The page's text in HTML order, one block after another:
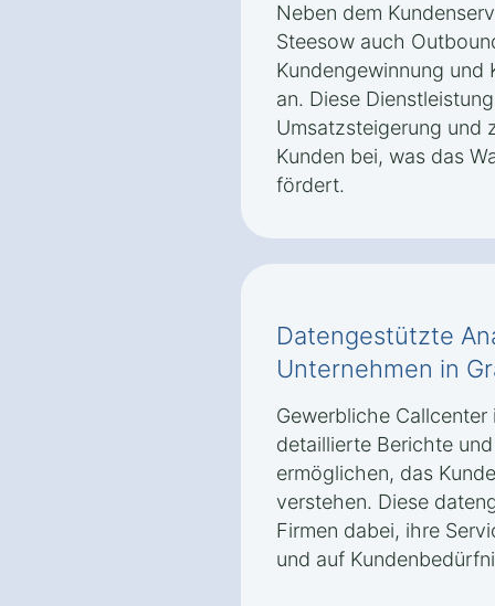
Neben dem
Steesow auch
Kundengewinnung und
an. Diese
Umsatzsteigerung und
Kunden bei, was das
fördert.
Datengestützte
Unternehmen in
Gewerbliche
detaillierte Berichte
ermöglichen, das
verstehen. Diese
Firmen dabei, ihre
und auf